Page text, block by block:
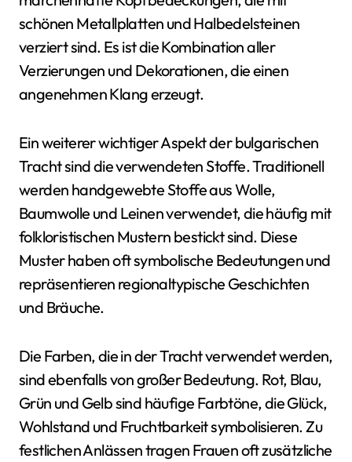
schönen Metallplatten und Halbedelsteinen
verziert sind. Es ist die Kombination aller
Verzierungen und Dekorationen, die einen
angenehmen Klang erzeugt.
Ein weiterer wichtiger Aspekt der bulgarischen
Tracht sind die verwendeten Stoffe. Traditionell
werden handgewebte Stoffe aus Wolle,
Baumwolle und Leinen verwendet, die häufig mit
folkloristischen Mustern bestickt sind. Diese
Muster haben oft symbolische Bedeutungen und
repräsentieren regionaltypische Geschichten
und Bräuche.
Die Farben, die in der Tracht verwendet werden,
sind ebenfalls von großer Bedeutung. Rot, Blau,
Grün und Gelb sind häufige Farbtöne, die Glück,
Wohlstand und Fruchtbarkeit symbolisieren. Zu
festlichen Anlässen tragen Frauen oft zusätzliche